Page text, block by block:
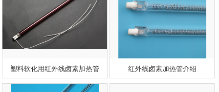
塑料软化用红外线卤素加热管 红外线卤素加热管介绍